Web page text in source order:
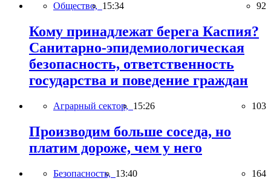
Общество, 15:34 92
Кому принадлежат берега Каспия?
Санитарно-эпидемиологическая
безопасность, ответственность
государства и поведение граждан
Аграрный сектор, 15:26 103
Производим больше соседа, но
платим дороже, чем у него
Безопасность, 13:40 164